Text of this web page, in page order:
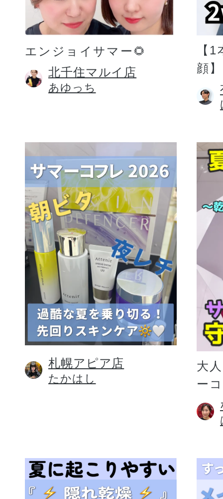
エンジョイサマー🌻
北千住マルイ店
あゆっち
【
顔】
札幌アピア店
たかはし
大
ー